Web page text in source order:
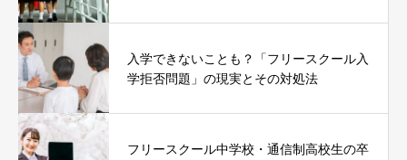
入学できないことも？「フリースクール入
学拒否問題」の現実とその対処法
フリースクール中学校・通信制高校生の卒